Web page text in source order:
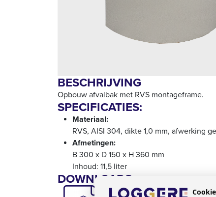
BESCHRIJVING
Opbouw afvalbak met RVS montageframe.
SPECIFICATIES:
Materiaal:
RVS, AISI 304, dikte 1,0 mm, afwerking
Afmetingen:
B 300 x D 150 x H 360 mm
Inhoud: 11,5 liter
DOWNLOADS: